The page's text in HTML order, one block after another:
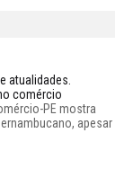
atualidades.
comércio
PE mostra
apesar